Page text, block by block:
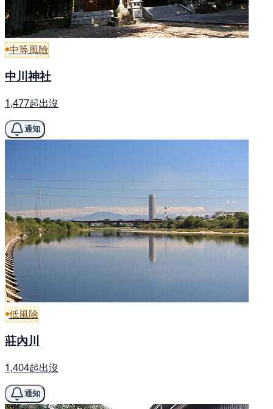
中等風險
中川神社
1,477起出沒
通知
低風險
莊內川
1,404起出沒
通知